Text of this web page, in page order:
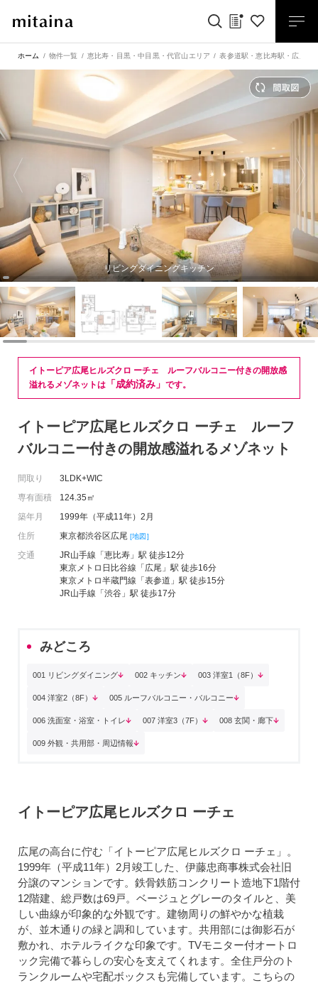
ホーム 物件一覧 恵比寿・目黒・中目黒・代官山エリア 表参道駅 ・恵比寿駅 ・ 広尾駅
リビングダイニングキッチン
イトーピア広尾ヒルズクロ ーチェ ルーフバルコニー付きの開放感
溢れるメゾネットは 「成約済み」 です。
イトーピア広尾ヒルズクロ ーチェ ルーフ
バルコニー付きの開放感溢れるメゾネット
間取り
3LDK+WIC
専有面積
124.35㎡
築年月
1999年（平成11年）2月
住所
東京都渋谷区広尾 [地図]
交通
JR山手線「恵比寿」駅 徒歩12分
東京メトロ日比谷線「広尾」駅 徒歩16分
東京メトロ半蔵門線「表参道」駅 徒歩15分
JR山手線「渋谷」駅 徒歩17分
みどころ
001 リビングダイニング 002 キッチン 003 洋室1（8F）
004 洋室2（8F） 005 ルーフバルコニー・バルコニー
006 洗面室・浴室・トイレ 007 洋室3（7F） 008 玄関・廊下
009 外観・共用部・周辺情報
イトーピア広尾ヒルズクロ ーチェ
広尾の高台に佇む「イトーピア広尾ヒルズクロ ーチェ」。
1999年（平成11年）2月竣工した、伊藤忠商事株式会社旧
分譲のマンションです。鉄骨鉄筋コンクリート造地下1階付
12階建、総戸数は69戸。ベージュとグレーのタイルと、美
しい曲線が印象的な外観です。建物周りの鮮やかな植栽
が、並木通りの緑と調和しています。共用部には御影石が
敷かれ、ホテルライクな印象です。TVモニター付オートロ
ック完備で暮らしの安心を支えてくれます。全住戸分のト
ランクルームや宅配ボックスも完備しています。こちらの